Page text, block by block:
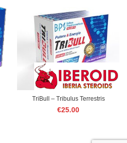
TriBull – Tribulus Terrestris
€25.00